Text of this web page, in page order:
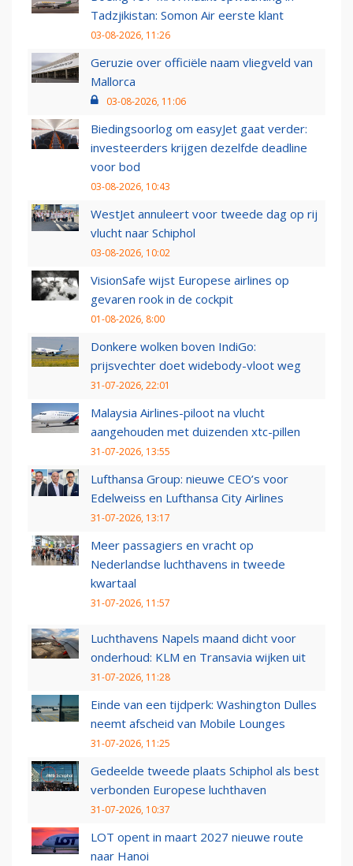
Tadzjikistan: Somon Air eerste klant
03-08-2026, 11:26
Geruzie over officiële naam vliegveld van
Mallorca
03-08-2026, 11:06
Biedingsoorlog om easyJet gaat verder:
investeerders krijgen dezelfde deadline
voor bod
03-08-2026, 10:43
WestJet annuleert voor tweede dag op rij
vlucht naar Schiphol
03-08-2026, 10:02
VisionSafe wijst Europese airlines op
gevaren rook in de cockpit
01-08-2026, 8:00
Donkere wolken boven IndiGo:
prijsvechter doet widebody-vloot weg
31-07-2026, 22:01
Malaysia Airlines-piloot na vlucht
aangehouden met duizenden xtc-pillen
31-07-2026, 13:55
Lufthansa Group: nieuwe CEO’s voor
Edelweiss en Lufthansa City Airlines
31-07-2026, 13:17
Meer passagiers en vracht op
Nederlandse luchthavens in tweede
kwartaal
31-07-2026, 11:57
Luchthavens Napels maand dicht voor
onderhoud: KLM en Transavia wijken uit
31-07-2026, 11:28
Einde van een tijdperk: Washington Dulles
neemt afscheid van Mobile Lounges
31-07-2026, 11:25
Gedeelde tweede plaats Schiphol als best
verbonden Europese luchthaven
31-07-2026, 10:37
LOT opent in maart 2027 nieuwe route
naar Hanoi